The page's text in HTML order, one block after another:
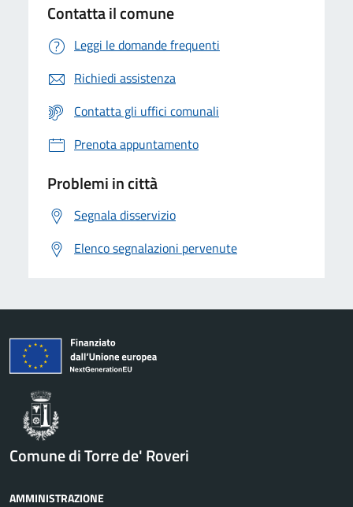
Contatta il comune
Leggi le domande frequenti
Richiedi assistenza
Contatta gli uffici comunali
Prenota appuntamento
Problemi in città
Segnala disservizio
Elenco segnalazioni pervenute
Comune di Torre de' Roveri
AMMINISTRAZIONE